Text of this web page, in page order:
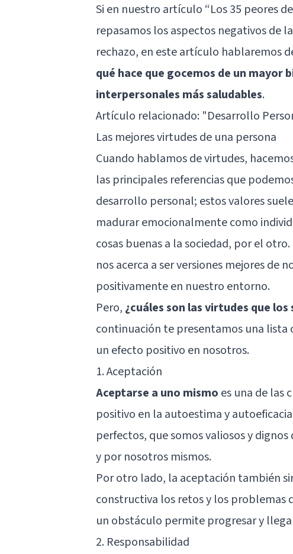
Si en nuestro artículo “Los 35 peores
repasamos los aspectos negativos de
rechazo, en este artículo hablaremos
qué hace que gocemos de un
interpersonales más saludables.
Artículo relacionado: "Desarrollo
Las mejores virtudes de una persona
Cuando hablamos de virtudes,
las principales referencias que
desarrollo personal; estos valores
madurar emocionalmente como
cosas buenas a la sociedad, por el
nos acerca a ser versiones mejores de
positivamente en nuestro entorno.
Pero, ¿cuáles son las virtudes que
continuación te presentamos una lista
un efecto positivo en nosotros.
1. Aceptación
Aceptarse a uno mismo es una de las
positivo en la autoestima y
perfectos, que somos valiosos y
y por nosotros mismos.
Por otro lado, la aceptación también
constructiva los retos y los problemas
un obstáculo permite progresar y
2. Responsabilidad